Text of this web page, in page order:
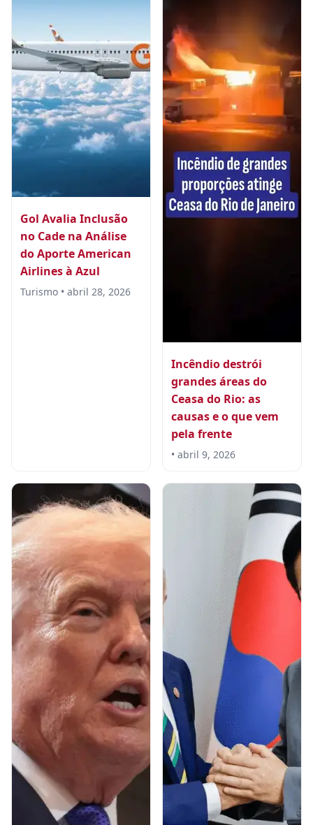
Gol Avalia Inclusão
no Cade na Análise
do Aporte American
Airlines à Azul
Turismo • abril 28, 2026
Incêndio destrói
grandes áreas do
Ceasa do Rio: as
causas e o que vem
pela frente
• abril 9, 2026